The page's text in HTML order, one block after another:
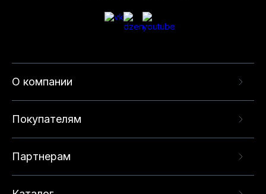
О компании
Покупателям
Партнерам